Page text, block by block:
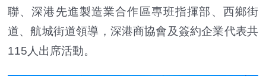
聯、深港先進製造業合作區專班指揮部、西鄉街
道、航城街道領導，深港商協會及簽約企業代表共
115人出席活動。